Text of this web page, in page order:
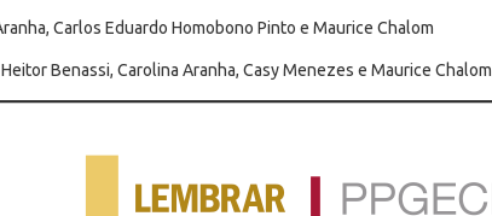
Carlos Eduardo Homobono Pinto e Maurice Chalom
Heitor Benassi, Carolina Aranha, Casy Menezes e Maurice Chalom